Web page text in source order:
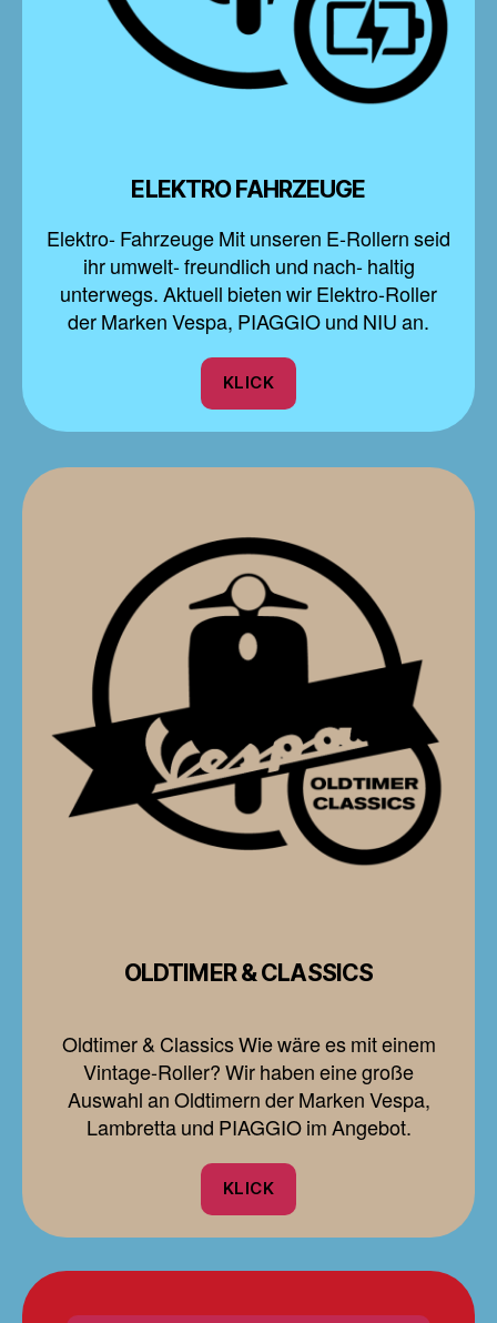
ELEKTRO FAHRZEUGE
Elektro- Fahrzeuge Mit unseren E-Rollern seid
ihr umwelt- freundlich und nach- haltig
unterwegs. Aktuell bieten wir Elektro-Roller
der Marken Vespa, PIAGGIO und NIU an.
KLICK
OLDTIMER & CLASSICS
Oldtimer & Classics Wie wäre es mit einem
Vintage-Roller? Wir haben eine große
Auswahl an Oldtimern der Marken Vespa,
Lambretta und PIAGGIO im Angebot.
KLICK